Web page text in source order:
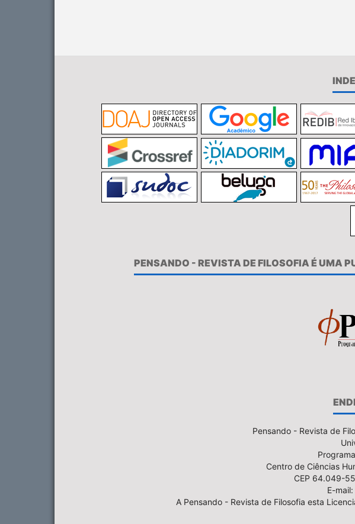
PENSANDO - REVISTA DE FILOSOFIA É UMA
Pensando - Revista de
Centro de Ciências
CEP 64.049-
E-mail:
A Pensando - Revista de Filosofia esta